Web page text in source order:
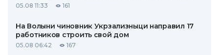
05.08 11:33 161
На Волыни чиновник Укрзализныци направил 17
работников строить свой дом
05.08 06:42 167